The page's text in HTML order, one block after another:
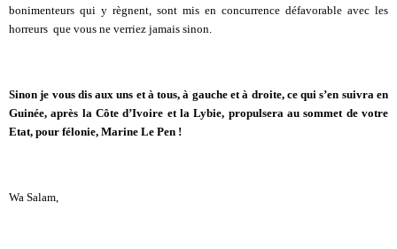
bonimenteurs qui y règnent, sont mis en concurrence défavorable avec les
horreurs que vous ne verriez jamais sinon.
Sinon je vous dis aux uns et à tous, à gauche et à droite, ce qui s’en suivra en
Guinée, après la Côte d’Ivoire et la Lybie, propulsera au sommet de votre
Etat, pour félonie, Marine Le Pen !
Wa Salam,